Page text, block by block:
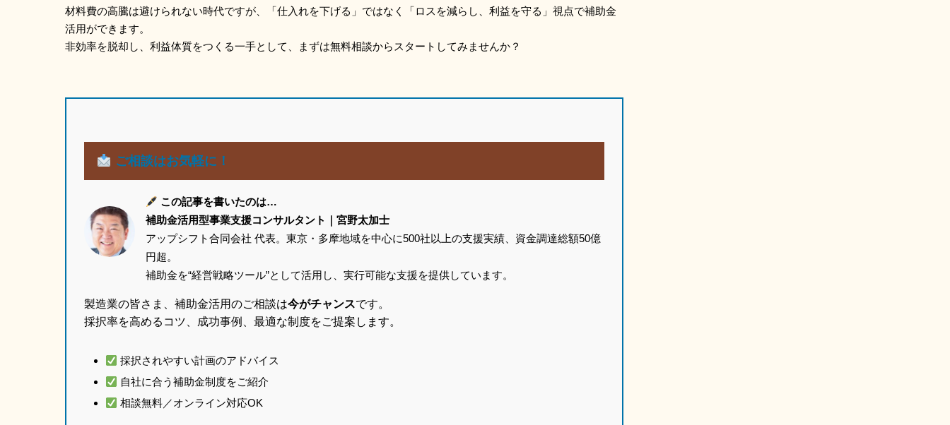
材料費の高騰は避けられない時代ですが、「仕入れを下げる」ではなく「ロスを減らし、利益を守る」視点で補助金
活用ができます。
非効率を脱却し、利益体質をつくる一手として、まずは無料相談からスタートしてみませんか？
ご相談はお気軽に！
この記事を書いたのは…
補助金活用型事業支援コンサルタント｜宮野太加士
アップシフト合同会社 代表。東京・多摩地域を中心に500社以上の支援実績、資金調達総額50億
円超。
補助金を“経営戦略ツール”として活用し、実行可能な支援を提供しています。
製造業の皆さま、補助金活用のご相談は今がチャンスです。
採択率を高めるコツ、成功事例、最適な制度をご提案します。
採択されやすい計画のアドバイス
自社に合う補助金制度をご紹介
相談無料／オンライン対応OK